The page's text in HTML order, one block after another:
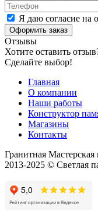
Я даю согласие на
Оформить заказ
Отзывы
Хотите оставить
Сделайте выбор!
Главная
О компании
Наши работы
Конструктор
Магазины
Контакты
Гранитная
2013-2025 © Светлая